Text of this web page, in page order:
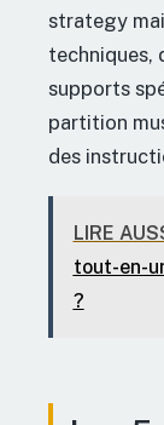
strategy
techniques,
supports
partition
des
LIRE
tout-en-
?